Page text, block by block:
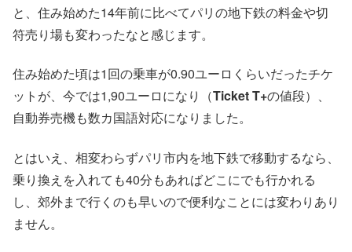
と、住み始めた14年前に比べてパリの地下鉄の料金や切
符売り場も変わったなと感じます。
住み始めた頃は1回の乗車が0.90ユーロくらいだったチケ
ットが、今では1,90ユーロになり（Ticket T+の値段）、
自動券売機も数カ国語対応になりました。
とはいえ、相変わらずパリ市内を地下鉄で移動するなら、
乗り換えを入れても40分もあればどこにでも行かれる
し、郊外まで行くのも早いので便利なことには変わりあり
ません。